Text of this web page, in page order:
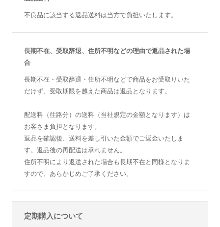
不良品に該当する返品送料は当方で負担いたします。
長期不在、受取辞退、住所不明などの理由で返品された場
合
長期不在・受取辞退・住所不明などで商品をお受取りいた
だけず、受取期限を越えた商品は返品となります。
配送料（往路分）の送料（当社規定の金額となります）は
お客さま負担となります。
返品を確認後、送料を差し引いた金額でご返金いたしま
す。返品後の再配送は承れません。
住所不明により返送された場合も長期不在と同様となりま
すので、あらかじめご了承ください。
定期購入について